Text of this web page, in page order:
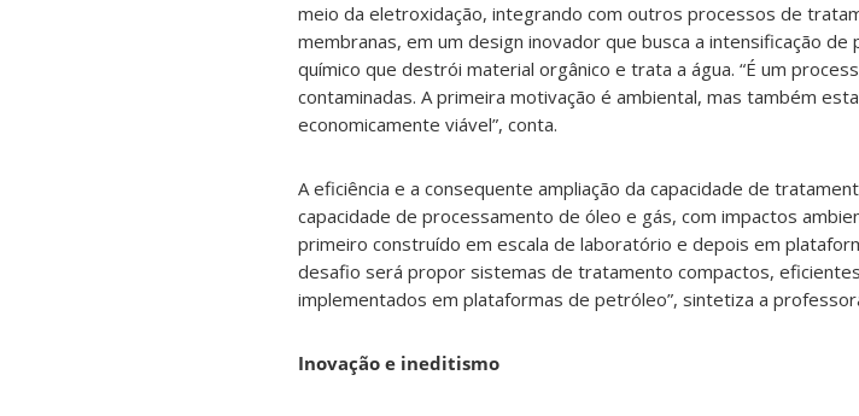
meio da eletroxidação, integrando com outros processos de
membranas, em um design inovador que busca a intensificação
químico que destrói material orgânico e trata a água. “É um
contaminadas. A primeira motivação é ambiental, mas também
economicamente viável”, conta.
A eficiência e a consequente ampliação da capacidade de
capacidade de processamento de óleo e gás, com impactos
primeiro construído em escala de laboratório e depois em
desafio será propor sistemas de tratamento compactos,
implementados em plataformas de petróleo”, sintetiza a
Inovação e ineditismo